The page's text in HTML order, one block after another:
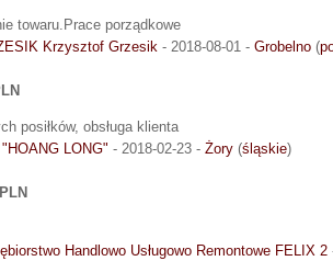
towaru.Prace porządkowe
Krzysztof Grzesik - 2018-08-01 - Grobelno (
posiłków, obsługa klienta
LONG" - 2018-02-23 - Żory (śląskie)
Handlowo Usługowo Remontowe FELIX 2